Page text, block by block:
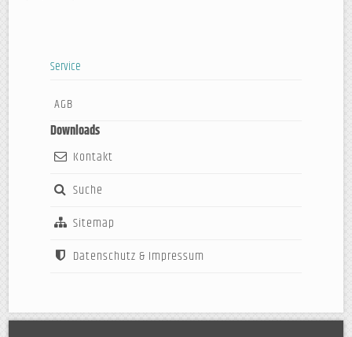
Service
Navigation
überspringen
AGB
Downloads
Kontakt
Suche
Sitemap
Datenschutz & Impressum